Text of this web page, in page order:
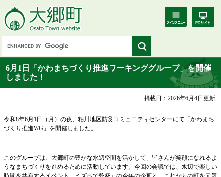
6月1日「かわまちづくり推進ワーキンググループ」を開催
しました！
掲載日：2026年6月4日更新
​令和8年6月1日（月）の夜、粕川地区防災コミュニティセンターにて「かわまち
づくり推進WG」を開催しました。
このグループは、大郷町の豊かな水辺空間を活かして、皆さんが笑顔になれるよ
うなまちづくりを進めるために活動しています。今回の会議では、水辺で楽しい
時間を共有するイベント「ミズベで乾杯」の今年の企画と、これからの町を元気